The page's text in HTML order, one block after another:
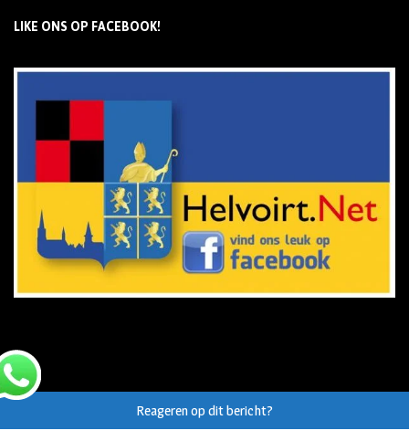
LIKE ONS OP FACEBOOK!
Reageren op dit bericht?